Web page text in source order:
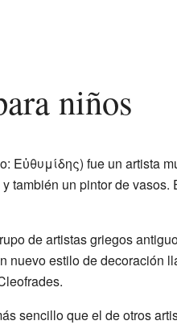
niños
Εὐθυμίδης) fue un artista
también un pintor de
de artistas griegos
nuevo estilo de decoración
sencillo que el de otros